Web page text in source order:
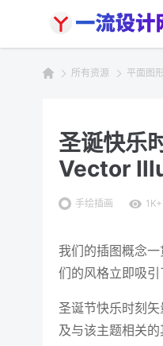
所有资源 平面图形
圣诞快乐
Vector
手绘插画 1K+
我们的插图概念
们的风格立即吸引
圣诞节快乐时刻
及与该主题相关